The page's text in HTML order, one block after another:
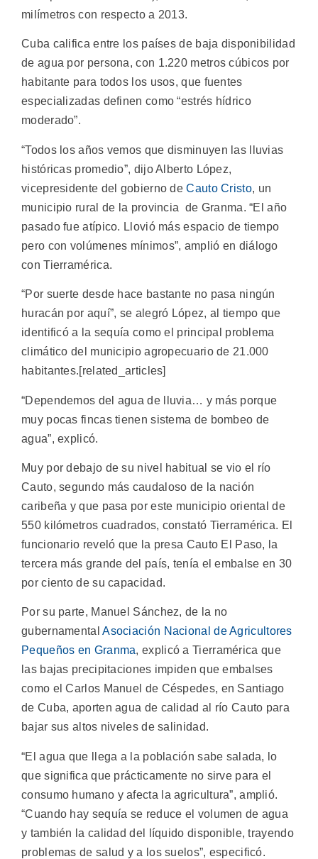
milímetros con respecto a 2013.
Cuba califica entre los países de baja disponibilidad
de agua por persona, con 1.220 metros cúbicos por
habitante para todos los usos, que fuentes
especializadas definen como “estrés hídrico
moderado”.
“Todos los años vemos que disminuyen las lluvias
históricas promedio”, dijo Alberto López,
vicepresidente del gobierno deCauto Cristo, un
municipio rural de la provincia de Granma. “El año
pasado fue atípico. Llovió más espacio de tiempo
pero con volúmenes mínimos”, amplió en diálogo
con Tierramérica.
“Por suerte desde hace bastante no pasa ningún
huracán por aquí”, se alegró López, al tiempo que
identificó a la sequía como el principal problema
climático del municipio agropecuario de 21.000
habitantes.[related_articles]
“Dependemos del agua de lluvia… y más porque
muy pocas fincas tienen sistema de bombeo de
agua”, explicó.
Muy por debajo de su nivel habitual se vio el río
Cauto, segundo más caudaloso de la nación
caribeña y que pasa por este municipio oriental de
550 kilómetros cuadrados, constató Tierramérica. El
funcionario reveló que la presa Cauto El Paso, la
tercera más grande del país, tenía el embalse en 30
por ciento de su capacidad.
Por su parte, Manuel Sánchez, de la no
gubernamentalAsociación Nacional de Agricultores
Pequeños en Granma, explicó a Tierramérica que
las bajas precipitaciones impiden que embalses
como el Carlos Manuel de Céspedes, en Santiago
de Cuba, aporten agua de calidad al río Cauto para
bajar sus altos niveles de salinidad.
“El agua que llega a la población sabe salada, lo
que significa que prácticamente no sirve para el
consumo humano y afecta la agricultura”, amplió.
“Cuando hay sequía se reduce el volumen de agua
y también la calidad del líquido disponible, trayendo
problemas de salud y a los suelos”, especificó.